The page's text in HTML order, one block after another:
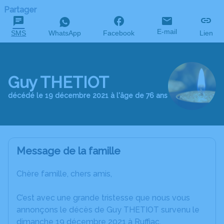
Partager
SMS WhatsApp Facebook E-mail Lien
Guy THETIOT
décédé le 19 décembre 2021 à l'âge de 76 ans
Message de la famille
Chère famille, chers amis,
C’est avec une grande tristesse que nous vous
annonçons le décès de Guy THETIOT survenu le
dimanche 19 décembre 2021 à Ruffiac.